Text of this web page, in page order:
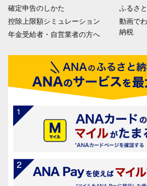
確定申告のしかた
控除上限額シミュレーション
年金受給者・自営業者の方へ
ふるさ
動画で
納税